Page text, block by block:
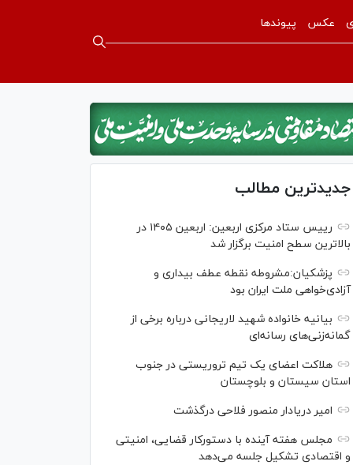
عکس پیوندها
جدیدترین مطالب
رییس ستاد مرکزی اربعین: اربعین ۱۴۰۵ در
بالاترین سطح امنیت برگزار شد
پزشکیان:مشروطه نقطه عطف بیداری و
آزادی‌خواهی ملت ایران بود
بیانیه خانواده شهید لاریجانی درباره برخی از
گمانه‌زنی‌های رسانه‌ای
هلاکت اعضای یک تیم تروریستی در جنوب
استان سیستان و بلوچستان
امیر دریادار منصور فلاحی درگذشت
مجلس هفته آینده با دستورکار قضایی، امنیتی
و اقتصادی تشکیل جلسه می‌دهد